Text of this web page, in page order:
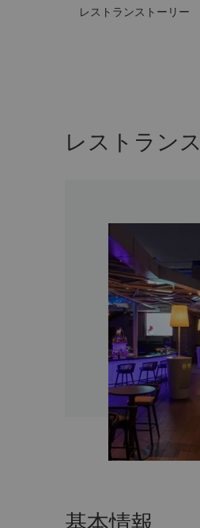
レストランストーリー
レストラン
基本情報